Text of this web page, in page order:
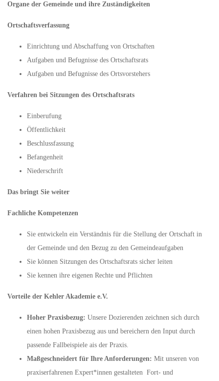
Organe der Gemeinde und ihre Zuständigkeiten
Ortschaftsverfassung
Einrichtung und Abschaffung von Ortschaften
Aufgaben und Befugnisse des Ortschaftsrats
Aufgaben und Befugnisse des Ortsvorstehers
Verfahren bei Sitzungen des Ortschaftsrats
Einberufung
Öffentlichkeit
Beschlussfassung
Befangenheit
Niederschrift
Das bringt Sie weiter
Fachliche Kompetenzen
Sie entwickeln ein Verständnis für die Stellung der Ortschaft in
der Gemeinde und den Bezug zu den Gemeindeaufgaben
Sie können Sitzungen des Ortschaftsrats sicher leiten
Sie kennen ihre eigenen Rechte und Pflichten
Vorteile der Kehler Akademie e.V.
Hoher Praxisbezug: Unsere Dozierenden zeichnen sich durch
einen hohen Praxisbezug aus und bereichern den Input durch
passende Fallbeispiele ais der Praxis.
Maßgeschneidert für Ihre Anforderungen: Mit unseren von
praxiserfahrenen Expert*innen gestalteten Fort- und